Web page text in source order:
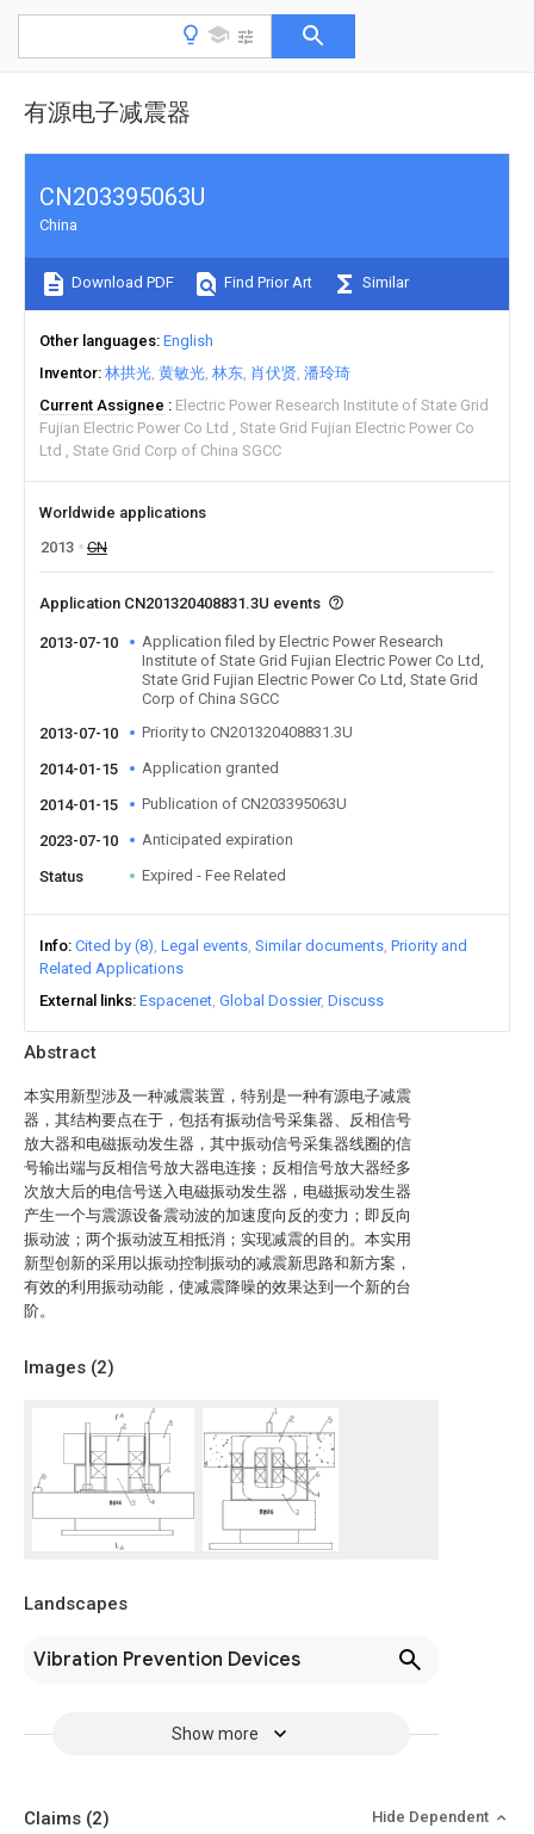
有源电子减震器
Abstract
本实用新型涉及一种减震装置，特别是一种有源电子减震
器，其结构要点在于，包括有振动信号采集器、反相信号
放大器和电磁振动发生器，其中振动信号采集器线圈的信
号输出端与反相信号放大器电连接；反相信号放大器经多
次放大后的电信号送入电磁振动发生器，电磁振动发生器
产生一个与震源设备震动波的加速度向反的变力；即反向
振动波；两个振动波互相抵消；实现减震的目的。本实用
新型创新的采用以振动控制振动的减震新思路和新方案，
有效的利用振动动能，使减震降噪的效果达到一个新的台
阶。
Images (2)
Landscapes
Vibration Prevention Devices
Show more
CN203395063U
China
Download PDF Find Prior Art Similar
Other languages English
Inventor 林拱光 黄敏光 林东 肖伏贤 潘玲琦
Current Assignee
Electric Power Research Institute of State Grid
Fujian Electric Power Co Ltd
State Grid Fujian Electric Power Co
Ltd
State Grid Corp of China SGCC
Worldwide applications
2013
CN
Application CN201320408831.3U events
2013-07-10
Application filed by Electric Power Research
Institute of State Grid Fujian Electric Power Co Ltd,
State Grid Fujian Electric Power Co Ltd, State Grid
Corp of China SGCC
2013-07-10
Priority to CN201320408831.3U
2014-01-15 Application granted
2014-01-15 Publication of CN203395063U
2023-07-10 Anticipated expiration
Status Expired - Fee Related
Info Cited by (8) Legal events Similar documents Priority and
Related Applications
External links Espacenet Global Dossier Discuss
Claims (2) Hide Dependent